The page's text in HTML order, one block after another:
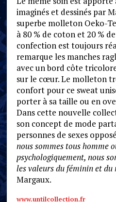
imaginés et dessinés par
superbe molleton Oeko-
à 80 % de coton et 20 %
confection est toujours
remarque les manches
avec un bord côte
sur le cœur. Le molleton
confort pour ce sweat
porter à sa taille ou en
Dans cette nouvelle
son concept de mode
personnes de sexes
nous sommes tous homme
psychologiquement, nous
les valeurs du féminin et du
Margaux.
www.untilcollection.fr